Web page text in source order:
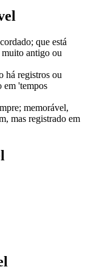
que está
muito antigo ou
há registros ou
em 'tempos
memorável,
mas registrado em